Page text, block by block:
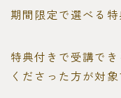
期間限定で選べる特
特典付きで受講でき
くださった方が対象